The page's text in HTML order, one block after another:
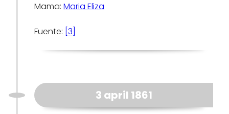
Mama:Maria Eliza
Fuente: [3]
3 april 1861